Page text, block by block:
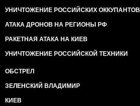
УНИЧТОЖЕНИЕ РОССИЙСКИХ ОККУПАНТОВ
АТАКА ДРОНОВ НА РЕГИОНЫ РФ
РАКЕТНАЯ АТАКА НА КИЕВ
УНИЧТОЖЕНИЕ РОССИЙСКОЙ ТЕХНИКИ
ОБСТРЕЛ
ЗЕЛЕНСКИЙ ВЛАДИМИР
КИЕВ